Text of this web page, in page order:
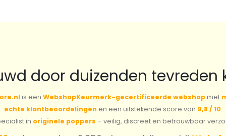
door duizenden tevreden
is een WebshopKeurmerk-gecertificeerde webshopmet
echte klantbeoordelingen en een uitstekende score van 9,8 / 10.
in originele poppers – veilig, discreet en betrouwbaar